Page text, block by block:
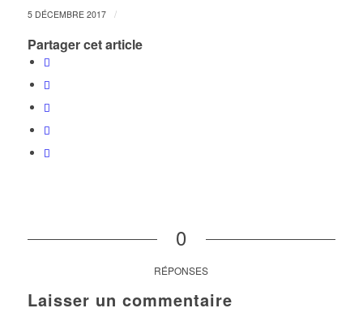
5 DÉCEMBRE 2017 /
Partager cet article
0
RÉPONSES
Laisser un commentaire